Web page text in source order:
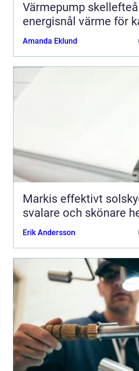
Värmepump skellefteå
energisnål värme för
Amanda Eklund
Markis effektivt solskydd för ett
svalare och skönare
Erik Andersson